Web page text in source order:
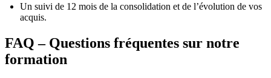
Un suivi de 12 mois de la consolidation et de l’évolution de vos
acquis.
FAQ – Questions fréquentes sur notre
formation